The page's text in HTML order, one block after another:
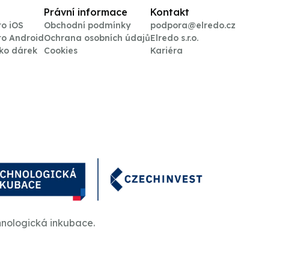
iOS
Android
dárek
Právní informace
Obchodní podmínky
Ochrana osobních údajů
Cookies
Kontakt
podpora@elredo.cz
Elredo s.r.o.
Kariéra
inkubace.